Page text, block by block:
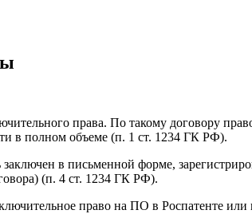
для бухгалтера»
с льготным счетом.
права. По такому договору
в полном объеме (п. 1 ст. 1234 ГК РФ).
в письменной форме,
(п. 4 ст. 1234 ГК РФ).
право на ПО в Роспатенте или